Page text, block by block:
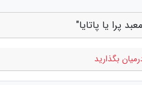
پرا یا پاتایا"
بگذارید